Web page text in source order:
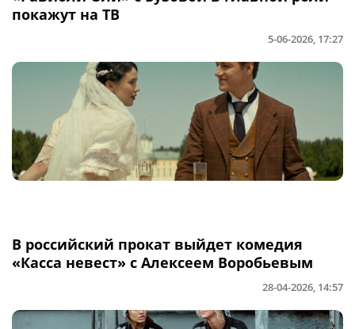
покажут на ТВ
5-06-2026, 17:27
В российский прокат выйдет комедия
«Касса невест» с Алексеем Воробьевым
28-04-2026, 14:57